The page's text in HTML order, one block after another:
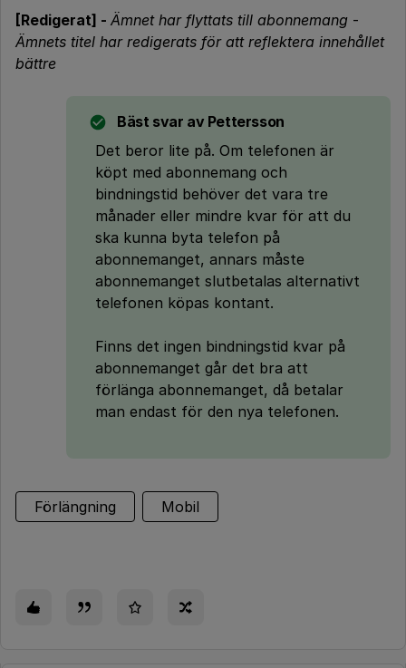
[Redigerat] - Ämnet har flyttats till abonnemang -
Ämnets titel har redigerats för att reflektera innehållet
bättre
Bäst svar av Pettersson
Det beror lite på. Om telefonen är
köpt med abonnemang och
bindningstid behöver det vara tre
månader eller mindre kvar för att du
ska kunna byta telefon på
abonnemanget, annars måste
abonnemanget slutbetalas alternativt
telefonen köpas kontant.
Finns det ingen bindningstid kvar på
abonnemanget går det bra att
förlänga abonnemanget, då betalar
man endast för den nya telefonen.
Förlängning Mobil